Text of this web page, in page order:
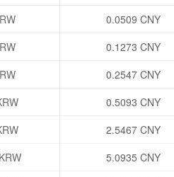
0.0509 CNY
0.1273 CNY
0.2547 CNY
0.5093 CNY
2.5467 CNY
5.0935 CNY